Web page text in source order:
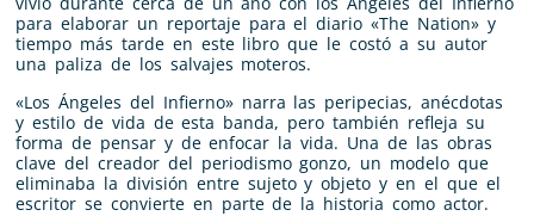
para elaborar un reportaje para el diario «The Nation» y
tiempo más tarde en este libro que le costó a su autor
una paliza de los salvajes moteros.
«Los Ángeles del Infierno» narra las peripecias, anécdotas
y estilo de vida de esta banda, pero también refleja su
forma de pensar y de enfocar la vida. Una de las obras
clave del creador del periodismo gonzo, un modelo que
eliminaba la división entre sujeto y objeto y en el que el
escritor se convierte en parte de la historia como actor.